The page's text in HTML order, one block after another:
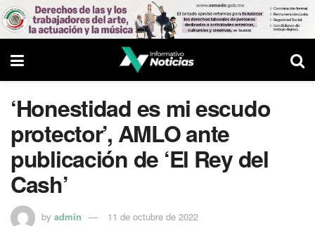
‘Honestidad es mi escudo
protector’, AMLO ante
publicación de ‘El Rey del
Cash’
by admin 11 de octubre de 2022